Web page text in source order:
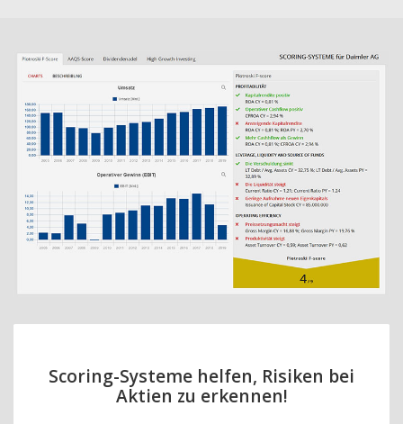
Scoring-Systeme helfen, Risiken bei
Aktien zu erkennen!